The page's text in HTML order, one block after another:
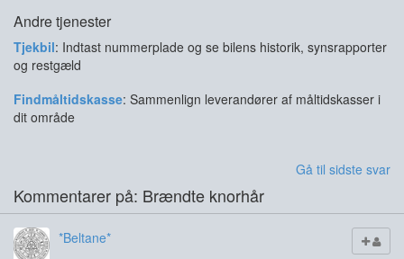
Andre tjenester
Tjekbil: Indtast nummerplade og se bilens historik, synsrapporter
og restgæld
Findmåltidskasse: Sammenlign leverandører af måltidskasser i
dit område
Gå til sidste svar
Kommentarer på: Brændte knorhår
*Beltane*